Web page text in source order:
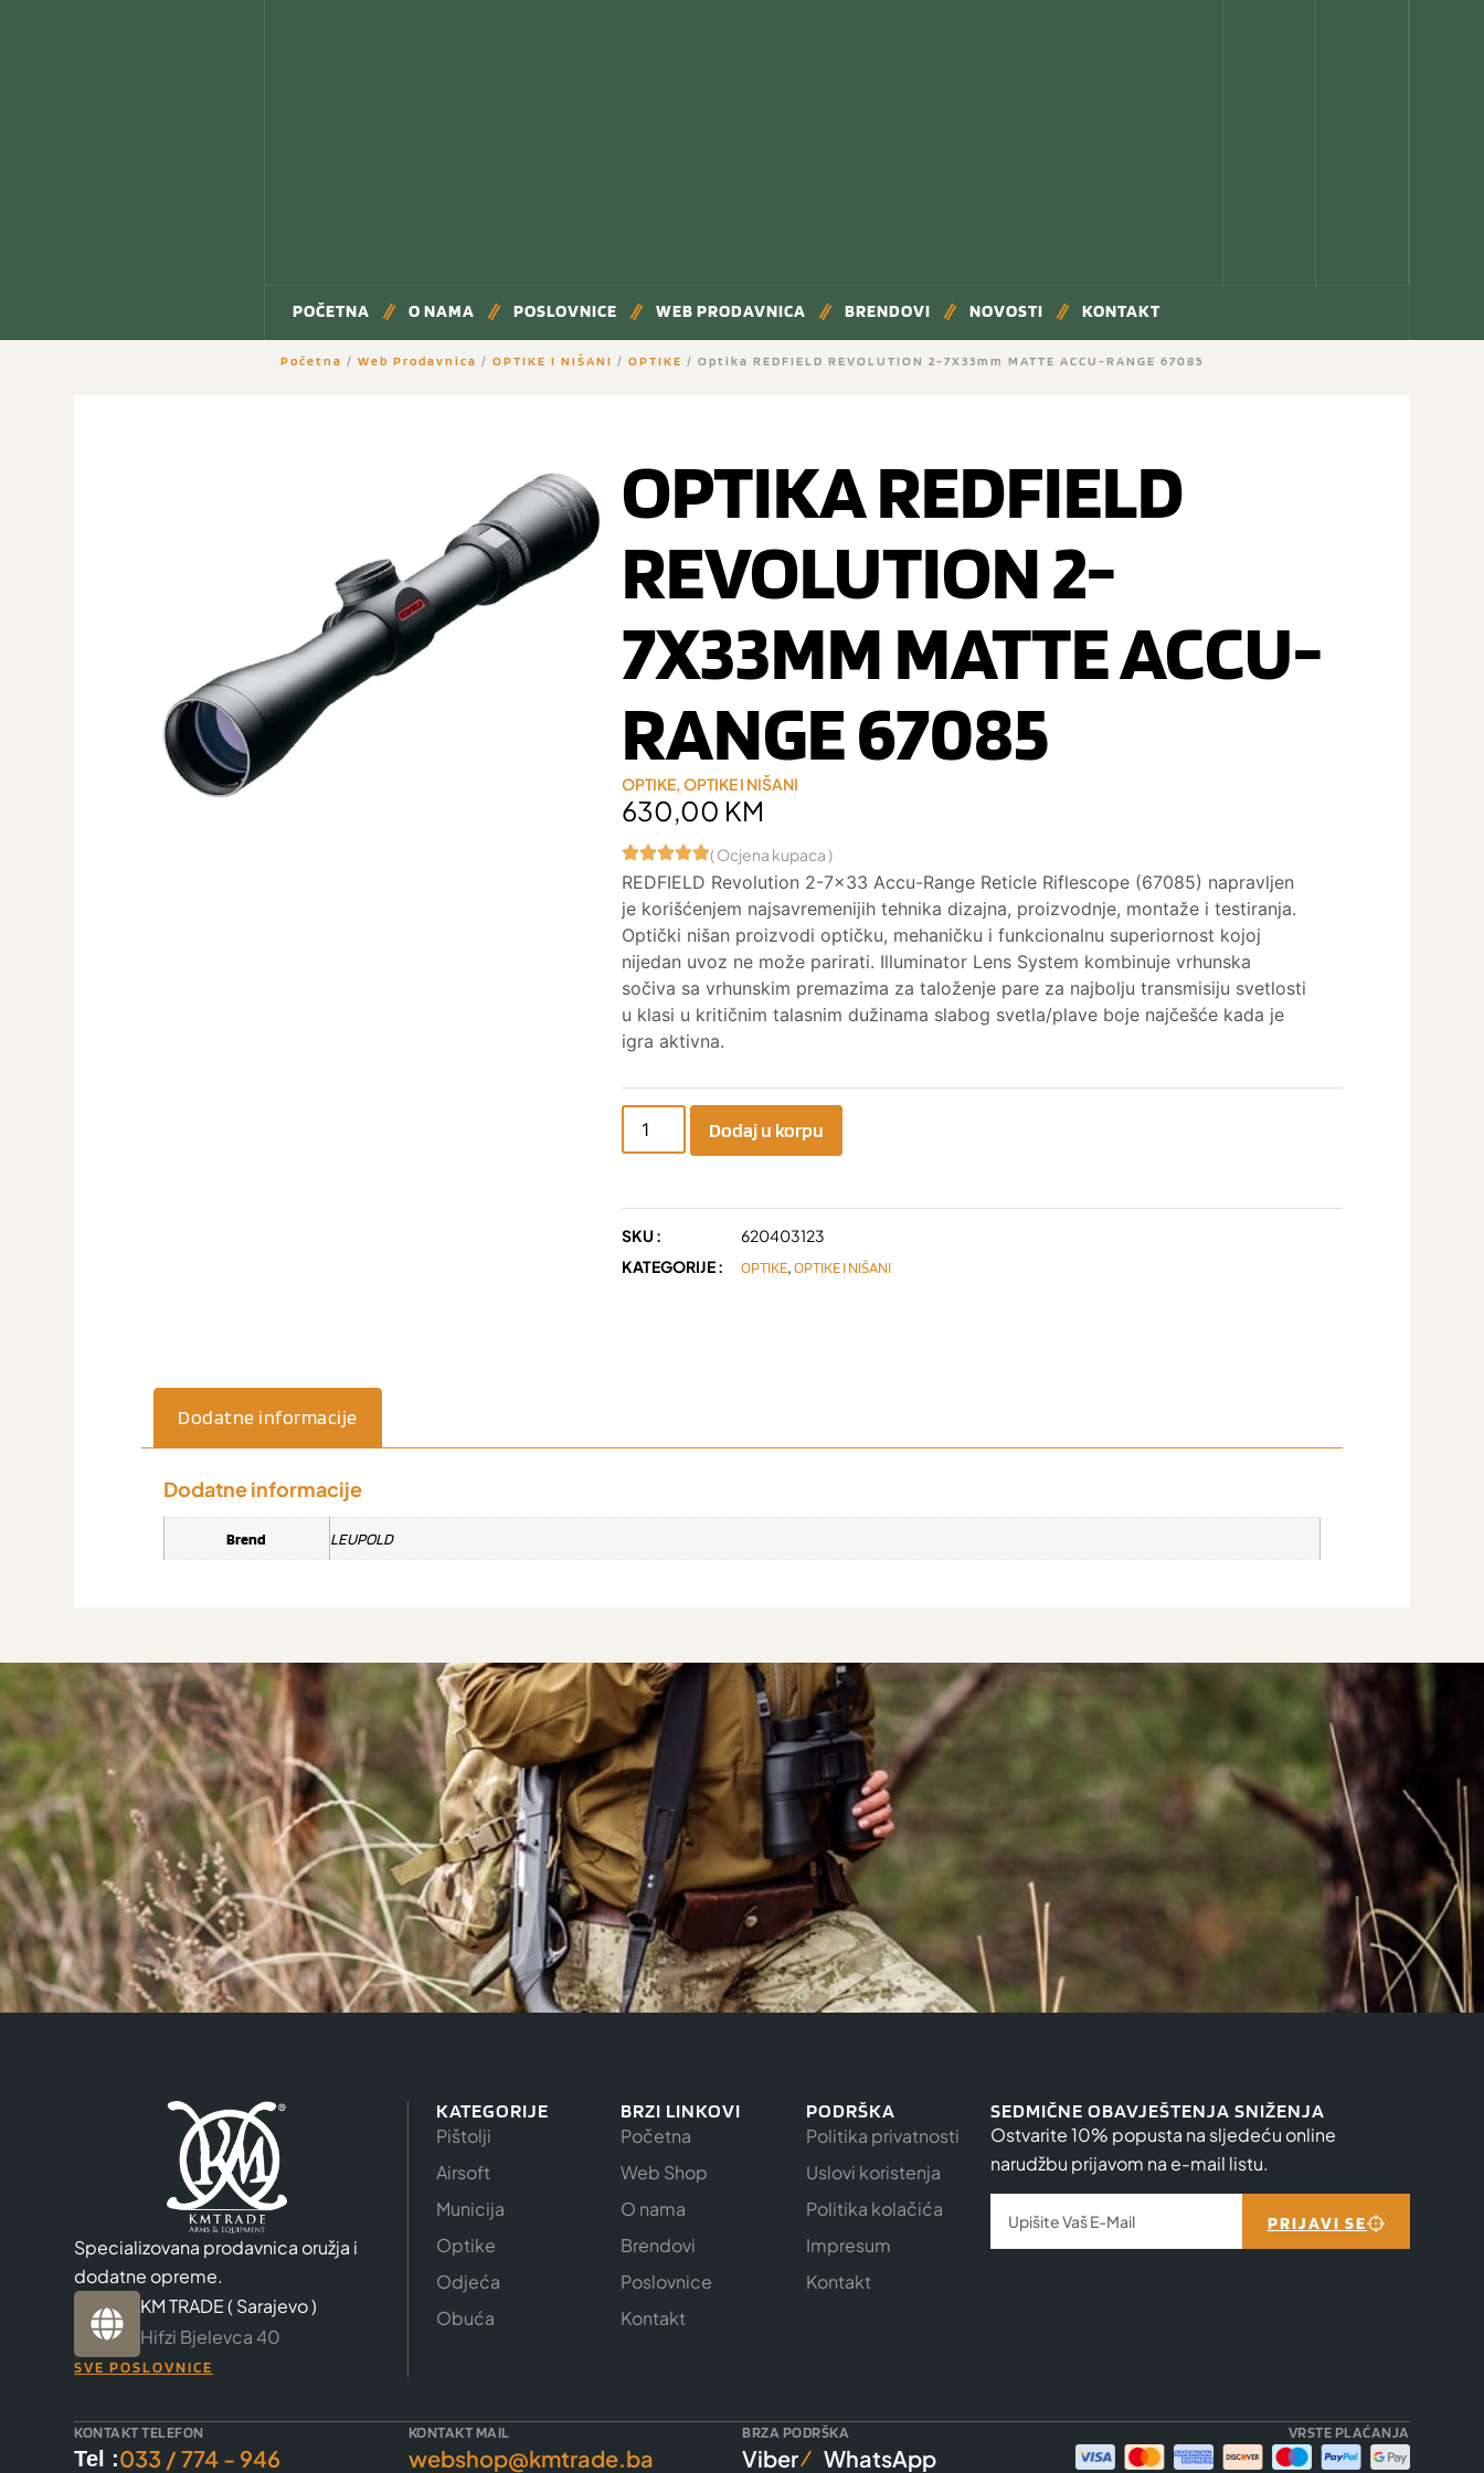
POČETNA O NAMA POSLOVNICE WEB PRODAVNICA BRENDOVI NOVOSTI KONTAKT
Početna / Web Prodavnica / OPTIKE I NIŠANI / OPTIKE / Optika REDFIELD REVOLUTION 2-7X33mm MATTE ACCU-RANGE 67085
OPTIKA REDFIELD
REVOLUTION 2-
7X33MM MATTE ACCU-
RANGE 67085
OPTIKE,OPTIKE I NIŠANI
630,00 KM
( Ocjena kupaca )
REDFIELD Revolution 2-7×33 Accu-Range Reticle Riflescope (67085) napravljen
je korišćenjem najsavremenijih tehnika dizajna, proizvodnje, montaže i testiranja.
Optički nišan proizvodi optičku, mehaničku i funkcionalnu superiornost kojoj
nijedan uvoz ne može parirati. Illuminator Lens System kombinuje vrhunska
sočiva sa vrhunskim premazima za taloženje pare za najbolju transmisiju svetlosti
u klasi u kritičnim talasnim dužinama slabog svetla/plave boje najčešće kada je
igra aktivna.
Dodaj u korpu
SKU :
620403123
KATEGORIJE :
OPTIKE,OPTIKE I NIŠANI
Dodatne informacije
Dodatne informacije
Brend LEUPOLD
Specializovana prodavnica oružja i
dodatne opreme.
KM TRADE ( Sarajevo )
Hifzi Bjelevca 40
SVE POSLOVNICE
KATEGORIJE
Pištolji
Airsoft
Municija
Optike
Odjeća
Obuća
BRZI LINKOVI
Početna
Web Shop
O nama
Brendovi
Poslovnice
Kontakt
PODRŠKA
Politika privatnosti
Uslovi koristenja
Politika kolačića
Impresum
Kontakt
SEDMIČNE OBAVJEŠTENJA SNIŽENJA
Ostvarite 10% popusta na sljedeću online
narudžbu prijavom na e-mail listu.
PRIJAVI SE
KONTAKT TELEFON
Tel :033 / 774 - 946
KONTAKT MAIL
webshop@kmtrade.ba
BRZA PODRŠKA
Viber WhatsApp
VRSTE PLAĆANJA